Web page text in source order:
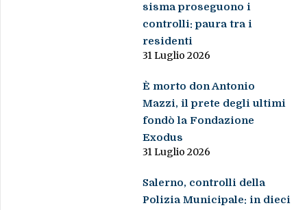
sisma proseguono i
controlli: paura tra i
residenti
31 Luglio 2026
È morto don Antonio
Mazzi, il prete degli ultimi
fondò la Fondazione
Exodus
31 Luglio 2026
Salerno, controlli della
Polizia Municipale: in dieci